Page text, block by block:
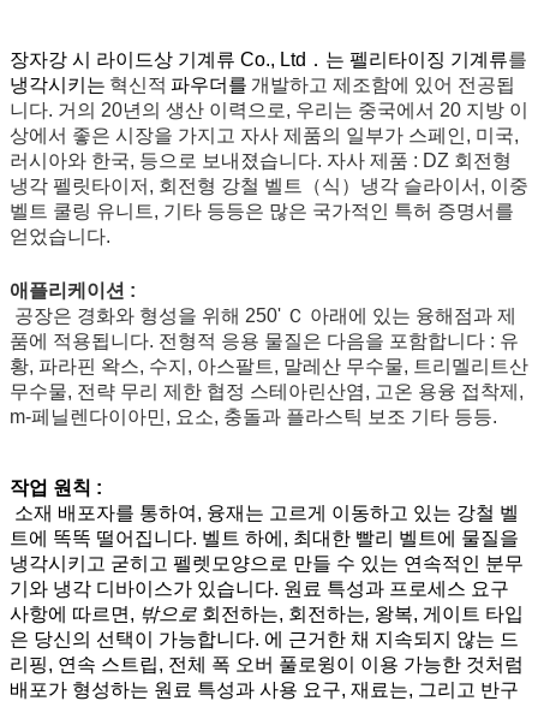
장자강 시 라이드상 기계류 Co., Ltd．는 펠리타이징 기계류를
냉각시키는 혁신적 파우더를 개발하고 제조함에 있어 전공됩
니다. 거의 20년의 생산 이력으로, 우리는 중국에서 20 지방 이
상에서 좋은 시장을 가지고 자사 제품의 일부가 스페인, 미국,
러시아와 한국, 등으로 보내졌습니다. 자사 제품 : DZ 회전형
냉각 펠릿타이저, 회전형 강철 벨트（식）냉각 슬라이서, 이중
벨트 쿨링 유니트, 기타 등등은 많은 국가적인 특허 증명서를
얻었습니다.
애플리케이션 :
공장은 경화와 형성을 위해 250' Ｃ 아래에 있는 융해점과 제
품에 적용됩니다. 전형적 응용 물질은 다음을 포함합니다 : 유
황, 파라핀 왁스, 수지, 아스팔트, 말레산 무수물, 트리멜리트산
무수물, 전략 무리 제한 협정 스테아린산염, 고온 용융 접착제,
m-페닐렌다이아민, 요소, 충돌과 플라스틱 보조 기타 등등.
작업 원칙 :
소재 배포자를 통하여, 융재는 고르게 이동하고 있는 강철 벨
트에 똑똑 떨어집니다. 벨트 하에, 최대한 빨리 벨트에 물질을
냉각시키고 굳히고 펠렛모양으로 만들 수 있는 연속적인 분무
기와 냉각 디바이스가 있습니다. 원료 특성과 프로세스 요구
사항에 따르면, 밖으로 회전하는, 회전하는, 왕복, 게이트 타입
은 당신의 선택이 가능합니다. 에 근거한 채 지속되지 않는 드
리핑, 연속 스트립, 전체 폭 오버 풀로윙이 이용 가능한 것처럼
배포가 형성하는 원료 특성과 사용 요구, 재료는, 그리고 반구